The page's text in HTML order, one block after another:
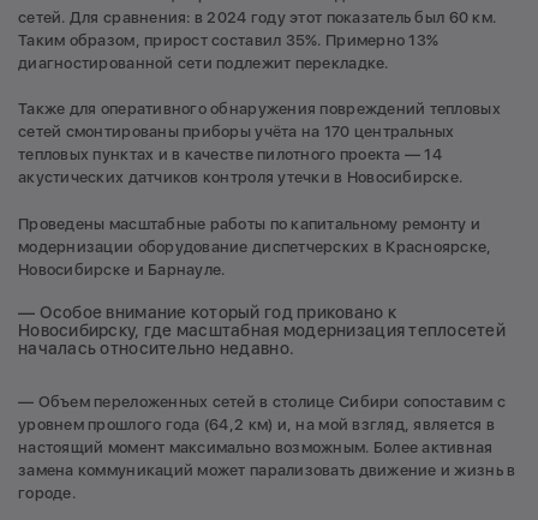
сетей. Для сравнения: в 2024 году этот показатель был 60 км.
Таким образом, прирост составил 35%. Примерно 13%
диагностированной сети подлежит перекладке.
Также для оперативного обнаружения повреждений тепловых
сетей смонтированы приборы учёта на 170 центральных
тепловых пунктах и в качестве пилотного проекта — 14
акустических датчиков контроля утечки в Новосибирске.
Проведены масштабные работы по капитальному ремонту и
модернизации оборудование диспетчерских в Красноярске,
Новосибирске и Барнауле.
— Особое внимание который год приковано к
Новосибирску, где масштабная модернизация теплосетей
началась относительно недавно.
— Объем переложенных сетей в столице Сибири сопоставим с
уровнем прошлого года (64,2 км) и, на мой взгляд, является в
настоящий момент максимально возможным. Более активная
замена коммуникаций может парализовать движение и жизнь в
городе.